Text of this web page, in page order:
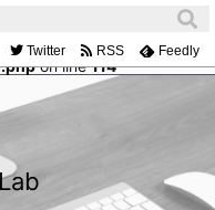
false in
wp-
on line114
Twitter RSS Feedly